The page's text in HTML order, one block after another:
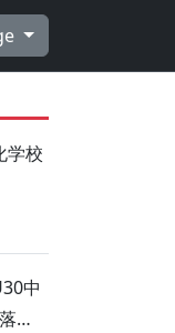
学校
中